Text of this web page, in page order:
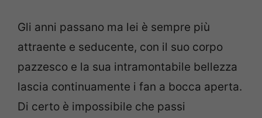
Gli anni passano ma lei è sempre più
attraente e seducente, con il suo corpo
pazzesco e la sua intramontabile bellezza
lascia continuamente i fan a bocca aperta.
Di certo è impossibile che passi